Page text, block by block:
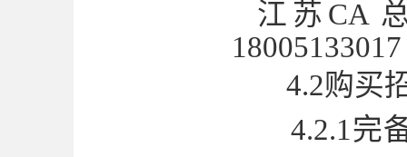
江苏 CA
18005133017
4.2购买
4.2.1完